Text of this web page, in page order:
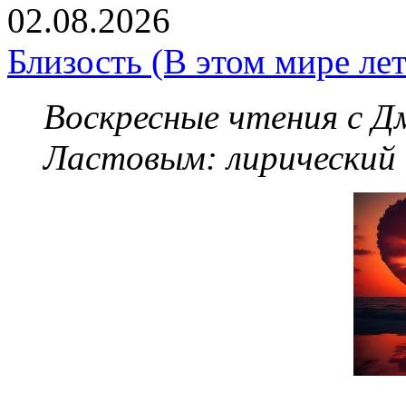
02.08.2026
Близость (В этом мире
Воскресные чтения с
Ластовым: